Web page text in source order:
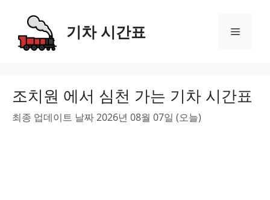
content
기차 시간표 Menu
조치원 에서 심천 가는 기차 시간표
최종 업데이트 날짜 2026년 08월 07일 (오늘)